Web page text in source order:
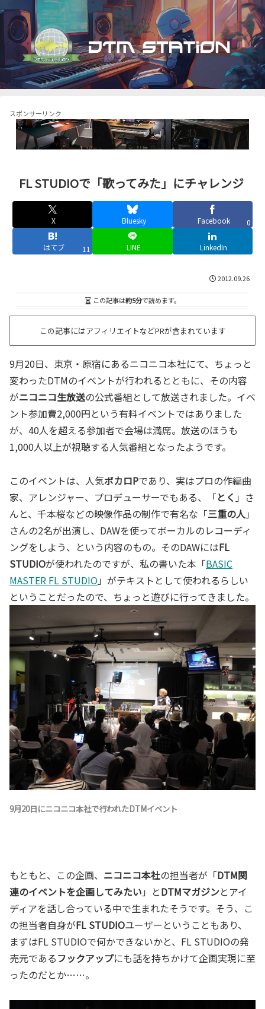
スポンサーリンク
FL STUDIOで「歌ってみた」にチャレンジ
X Bluesky Facebook 0
はてブ 11 LINE LinkedIn
2012.09.26
この記事は約5分で読めます。
この記事にはアフィリエイトなどPRが含まれています
9月20日、東京・原宿にあるニコニコ本社にて、ちょっと
変わったDTMのイベントが行われるとともに、その内容
がニコニコ生放送の公式番組として放送されました。イベ
ント参加費2,000円という有料イベントではありました
が、40人を超える参加者で会場は満席。放送のほうも
1,000人以上が視聴する人気番組となったようです。
このイベントは、人気ボカロPであり、実はプロの作編曲
家、アレンジャー、プロデューサーでもある、「とく 」さ
んと、千本桜などの映像作品の制作で有名な「三重の人 」
さんの2名が出演し、DAWを使ってボーカルのレコーディ
ングをしよう、という内容のもの。そのDAWにはFL
STUDIOが使われたのですが、私の書いた本「BASIC
MASTER FL STUDIO」がテキストとして使われるらしい
ということだったので、ちょっと遊びに行ってきました。
9月20日にニコニコ本社で行われたDTMイベント
もともと、この企画、 ニコニコ本社の担当者が「DTM関
連のイベントを企画してみたい 」とDTMマガジンとアイ
ディアを話し合っている中で生まれたそうです。そう、こ
の担当者自身がFL STUDIOユーザーということもあり、
まずはFL STUDIOで何かできないかと、FL STUDIOの発
売元であるフックアップにも話を持ちかけて企画実現に至
ったのだとか……。